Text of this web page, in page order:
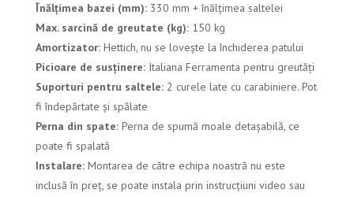
Înălțimea bazei (mm): 330 mm + înălțimea saltelei
Max. sarcină de greutate (kg): 150 kg
Amortizator: Hettich, nu se lovește la închiderea patului
Picioare de susținere: Italiana Ferramenta pentru greutăți
Suporturi pentru saltele: 2 curele late cu carabiniere. Pot
fi îndepărtate și spălate
Perna din spate: Perna de spumă moale detașabilă, ce
poate fi spalată
Instalare: Montarea de către echipa noastră nu este
inclusă în preț, se poate instala prin instrucțiuni video sau